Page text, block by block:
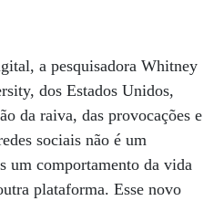
a pesquisadora Whitney
dos Estados Unidos,
da raiva, das provocações e
sociais não é um
um comportamento da vida
plataforma. Esse novo